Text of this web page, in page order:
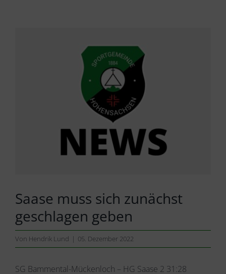
Saase muss sich zunächst
geschlagen geben
Von Hendrik Lund | 05. Dezember 2022
SG Bammental-Mückenloch – HG Saase 2 31:28